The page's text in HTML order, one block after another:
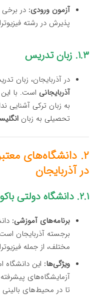
آزمون ورودی: در برخی
پذیرش در رشته
۱.۳. زبان تدریس
در آذربایجان، زبان
آذربایجانی است. با
به زبان ترکی آشنایی
تحصیلی به زبان
۲. دانشگاه‌های
در آذربایجان
۲.۱. دانشگاه دولتی باکو (Baku State University)
برنامه‌های آموزشی:
برجسته آذربایجان
مختلف، از جمله
ویژگی‌ها: این دانشگاه
آزمایشگاه‌های
تا در محیط‌های